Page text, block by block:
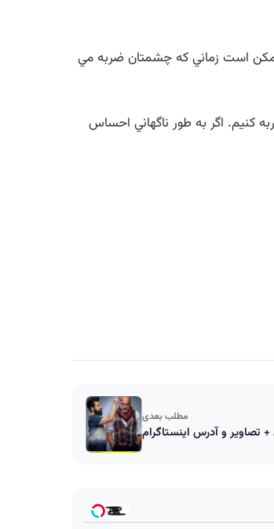
است زماني که چشمتان ضربه مي
کنيم. اگر به طور ناگهاني احساس
مطلب بعدی
+ تصاویر و آدرس اینستاگرام